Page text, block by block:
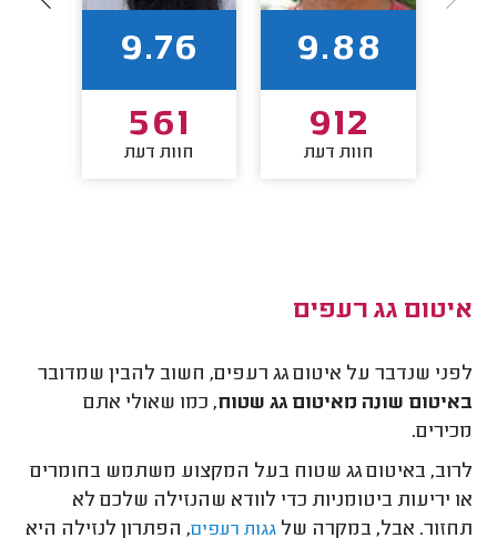
9.88
912
חוות דעת
9.76
561
חוות דעת
איטום גג רעפים
לפני שנדבר על איטום גג רעפים, חשוב להבין שמדובר
באיטום שונה מאיטום גג שטוח, כמו שאולי אתם
מכירים.
לרוב, באיטום גג שטוח בעל המקצוע משתמש בחומרים
או יריעות ביטומניות כדי לוודא שהנזילה שלכם לא
תחזור. אבל, במקרה שלגגות רעפים, הפתרון לנזילה היא